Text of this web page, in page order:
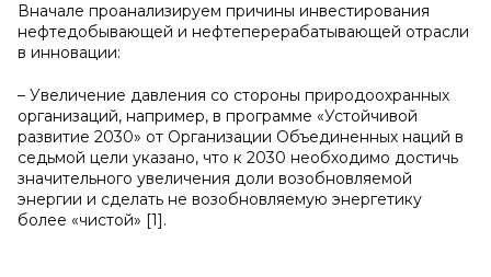
Вначале проанализируем причины инвестирования
нефтедобывающей и нефтеперерабатывающей отрасли
в инновации:
– Увеличение давления со стороны природоохранных
организаций, например, в программе «Устойчивой
развитие 2030» от Организации Объединенных наций в
седьмой цели указано, что к 2030 необходимо достичь
значительного увеличения доли возобновляемой
энергии и сделать не возобновляемую энергетику
более «чистой» [1].